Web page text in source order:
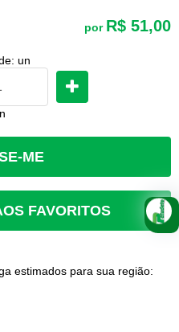
por R$ 51,00
un
ME
FAVORITOS
estimados para sua região: